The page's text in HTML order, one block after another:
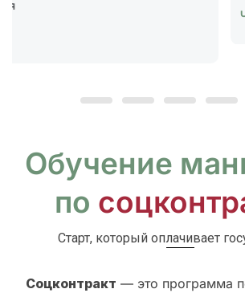
Обучение
по
Старт, который оплачивает
Соцконтракт — это программа